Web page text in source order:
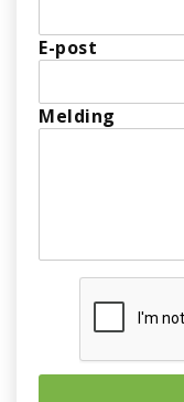
E-post
Melding